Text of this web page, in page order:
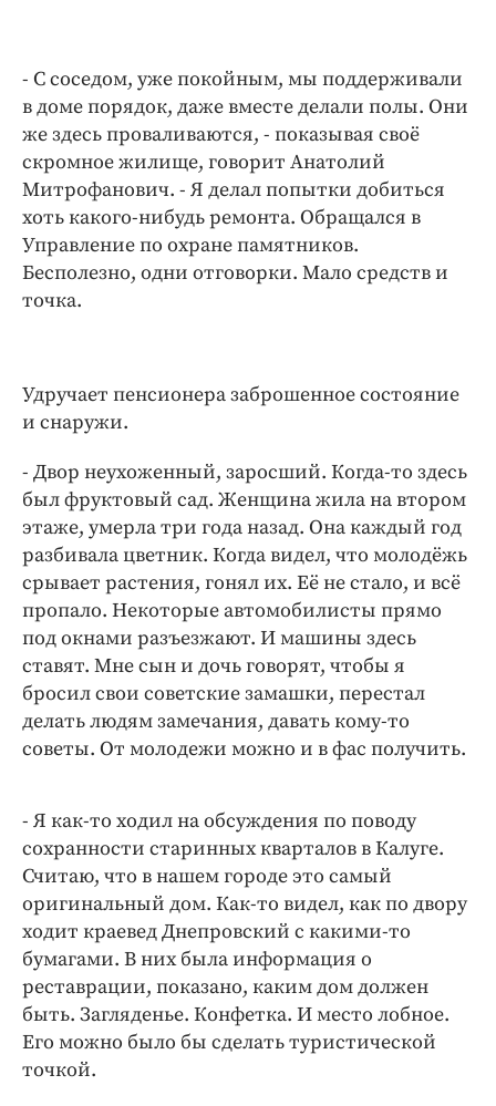
- С соседом, уже покойным, мы поддерживали
в доме порядок, даже вместе делали полы. Они
же здесь проваливаются, - показывая своё
скромное жилище, говорит Анатолий
Митрофанович. - Я делал попытки добиться
хоть какого-нибудь ремонта. Обращался в
Управление по охране памятников.
Бесполезно, одни отговорки. Мало средств и
точка.
Удручает пенсионера заброшенное состояние
и снаружи.
- Двор неухоженный, заросший. Когда-то здесь
был фруктовый сад. Женщина жила на втором
этаже, умерла три года назад. Она каждый год
разбивала цветник. Когда видел, что молодёжь
срывает растения, гонял их. Её не стало, и всё
пропало. Некоторые автомобилисты прямо
под окнами разъезжают. И машины здесь
ставят. Мне сын и дочь говорят, чтобы я
бросил свои советские замашки, перестал
делать людям замечания, давать кому-то
советы. От молодежи можно и в фас получить.
- Я как-то ходил на обсуждения по поводу
сохранности старинных кварталов в Калуге.
Считаю, что в нашем городе это самый
оригинальный дом. Как-то видел, как по двору
ходит краевед Днепровский с какими-то
бумагами. В них была информация о
реставрации, показано, каким дом должен
быть. Загляденье. Конфетка. И место лобное.
Его можно было бы сделать туристической
точкой.